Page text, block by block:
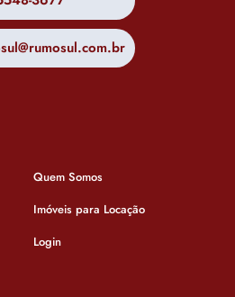
Quem Somos
Imóveis para Locação
Login